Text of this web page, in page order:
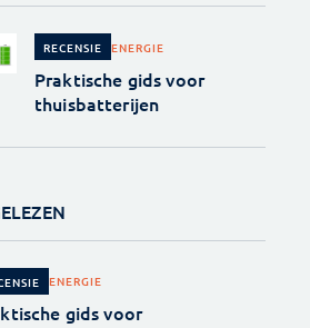
RECENSIE ENERGIE
Praktische gids voor
thuisbatterijen
ENERGIE
gids voor